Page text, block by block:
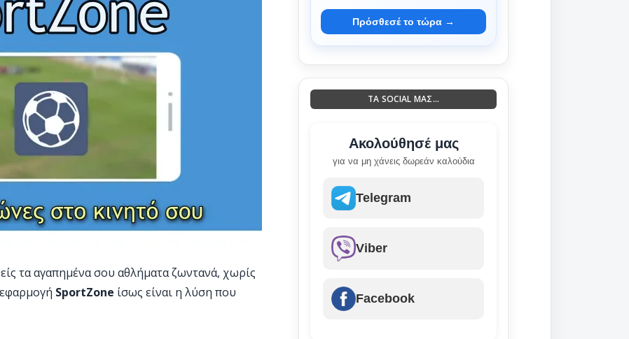
τα αγαπημένα σου αθλήματα ζωντανά, χωρίς
SportZone ίσως είναι η λύση που
Πρόσθεσέ το τώρα →
ΤΑ SOCIAL ΜΑΣ...
Ακολούθησέ μας
για να μη χάνεις δωρεάν καλούδια
Telegram
Viber
Facebook